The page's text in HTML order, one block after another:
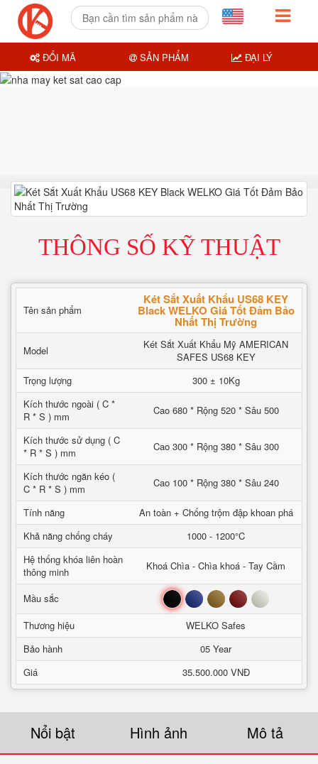
THÔNG SỐ KỸ THUẬT
Tên sản phẩm
Két Sắt Xuất Khẩu US68 KEY
Black WELKO Giá Tốt Đảm Bảo
Nhất Thị Trường
Model
Két Sắt Xuất Khẩu Mỹ AMERICAN
SAFES US68 KEY
Trọng lượng
300 ± 10Kg
Kích thước ngoài ( C *
R * S ) mm
Cao 680 * Rộng 520 * Sâu 500
Kích thước sử dụng ( C
* R * S ) mm
Cao 300 * Rộng 380 * Sâu 300
Kích thước ngăn kéo (
C * R * S ) mm
Cao 100 * Rộng 380 * Sâu 240
Tính năng
An toàn + Chống trộm đập khoan phá
Khả năng chống cháy
1000 - 1200°C
Hệ thống khóa liên hoàn
thông minh
Khoá Chìa - Chìa khoá - Tay Cầm
Mầu sắc Đen Xanh Nâu Đỏ Trắng
Thương hiệu
WELKO Safes
Bảo hành
05 Year
Giá
35.500.000 VNĐ
Nổi bật Hình ảnh Mô tả
ĐỔI MÃ SẢN PHẨM ĐẠI LÝ